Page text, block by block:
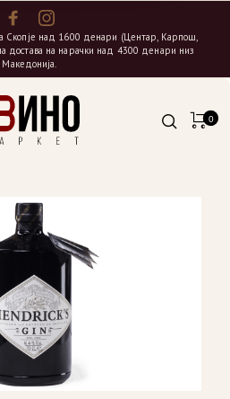
Скопје над 1600 денари (Центар, Карпош,
достава на нарачки над 4300 денари низ
Македонија.
0